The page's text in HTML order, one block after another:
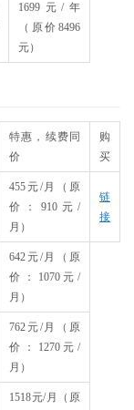
1699元/年
（原价8496
元）
特惠，续费同
价
购
买
455元/月（原
价：910元/
月）
链
接
642元/月（原
价：1070元/
月）
762元/月（原
价：1270元/
月）
1518元/月（原